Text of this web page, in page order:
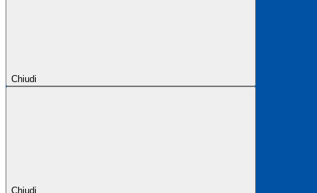
Chiudi
Chiudi